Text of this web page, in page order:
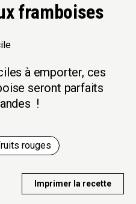
framboises
à emporter, ces
seront parfaits
!
rouges
Imprimer la recette